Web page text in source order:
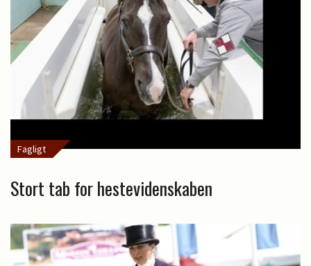
Fagligt
Stort tab for hestevidenskaben